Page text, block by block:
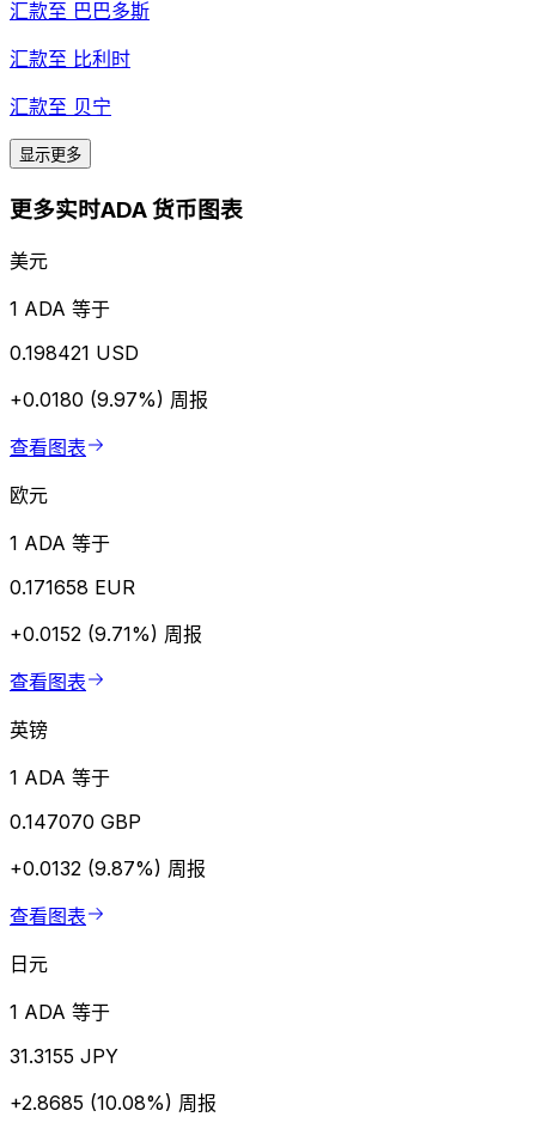
汇款至 巴巴多斯
汇款至 比利时
汇款至 贝宁
显示更多
更多实时ADA 货币图表
美元
1 ADA 等于
0.198421 USD
+0.0180 (9.97%) 周报
查看图表
欧元
1 ADA 等于
0.171658 EUR
+0.0152 (9.71%) 周报
查看图表
英镑
1 ADA 等于
0.147070 GBP
+0.0132 (9.87%) 周报
查看图表
日元
1 ADA 等于
31.3155 JPY
+2.8685 (10.08%) 周报